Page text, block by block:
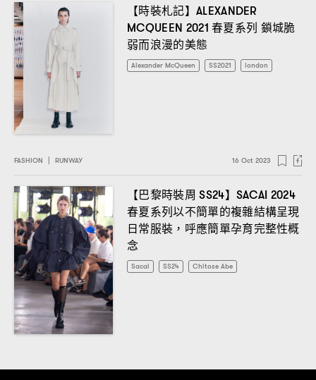
【時裝札記】 ALEXANDER
MCQUEEN 2021春夏系列 鎖城脆
弱而浪漫的美態
Alexander McQueen SS2021 london
FASHION | RUNWAY 16 Oct 2023
【巴黎時裝周 SS24】 SACAI 2024
春夏系列以不簡單的複雜結構呈現
日常服裝 ， 呼應簡單孕育完整性概
念
Sacai SS24 Chitose Abe